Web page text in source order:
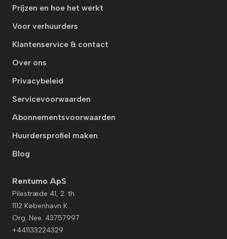
Prijzen en hoe het werkt
Voor verhuurders
Klantenservice & contact
Over ons
Privacybeleid
Servicevoorwaarden
Abonnementsvoorwaarden
Huurdersprofiel maken
Blog
Rentumo ApS
Pilestræde 41, 2. th.
1112 København K
Org. Nee. 43757997
+441133224329